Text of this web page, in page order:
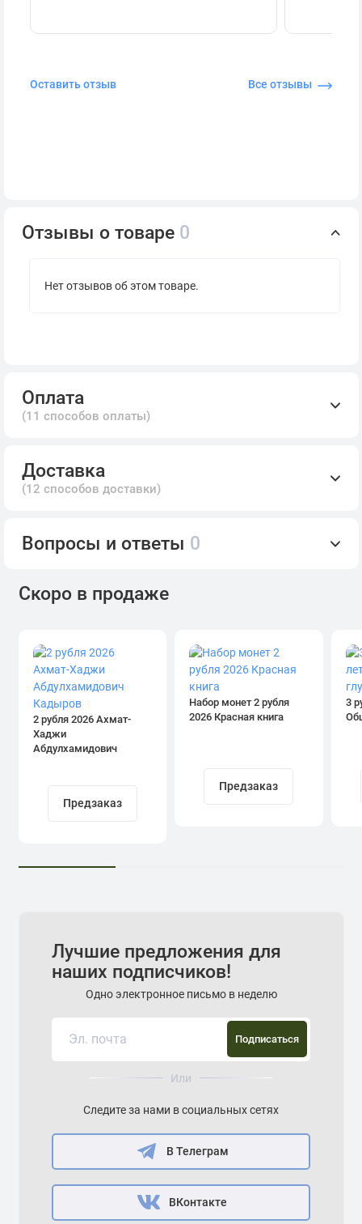
Оставить отзыв Все отзывы
Отзывы о товаре 0
Нет отзывов об этом товаре.
Оплата
(11 способов оплаты)
Доставка
(12 способов доставки)
Вопросы и ответы 0
Скоро в продаже
2 рубля 2026 Ахмат-
Хаджи
Абдулхамидович
Предзаказ
Набор монет 2 рубля
2026 Красная книга
Предзаказ
3
Лучшие предложения для
наших подписчиков!
Одно электронное письмо в неделю
Подписаться
Или
Следите за нами в социальных сетях
В Телеграм
ВКонтакте